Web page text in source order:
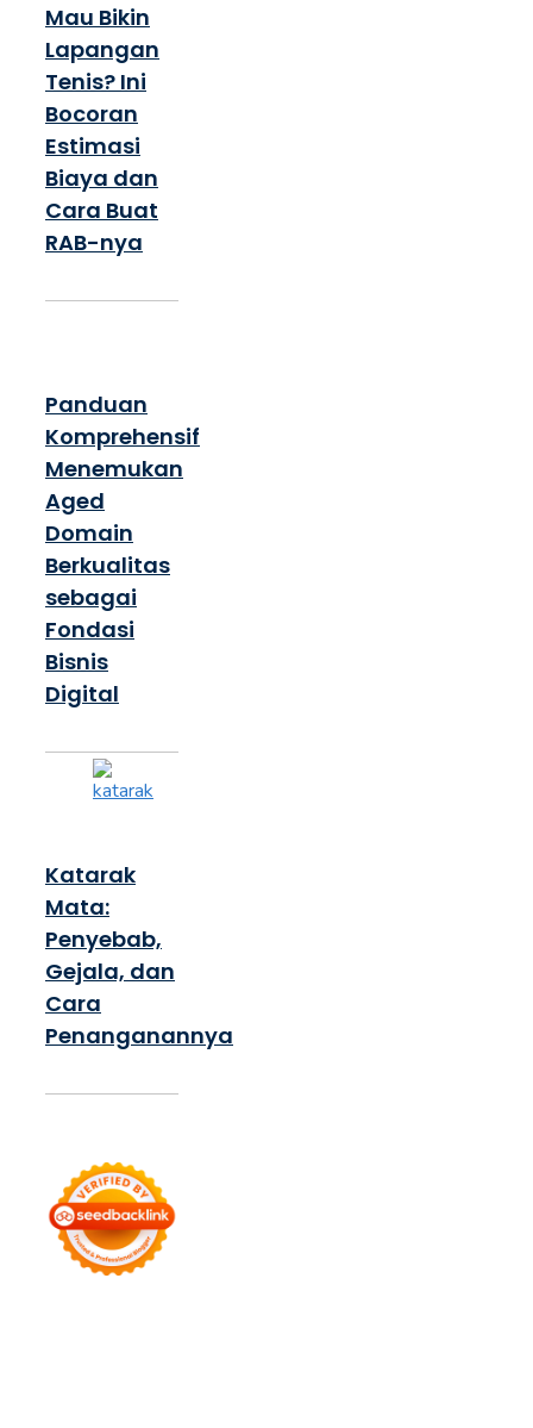
Mau Bikin
Lapangan
Tenis? Ini
Bocoran
Estimasi
Biaya dan
Cara Buat
RAB-nya
Panduan
Komprehensif
Menemukan
Aged
Domain
Berkualitas
sebagai
Fondasi
Bisnis
Digital
Katarak
Mata:
Penyebab,
Gejala, dan
Cara
Penanganannya